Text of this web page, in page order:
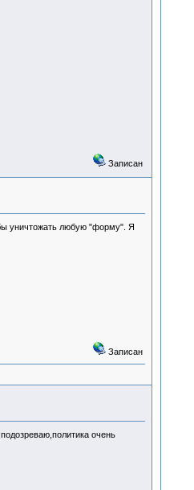
Записан
уничтожать любую "форму". Я
Записан
очень